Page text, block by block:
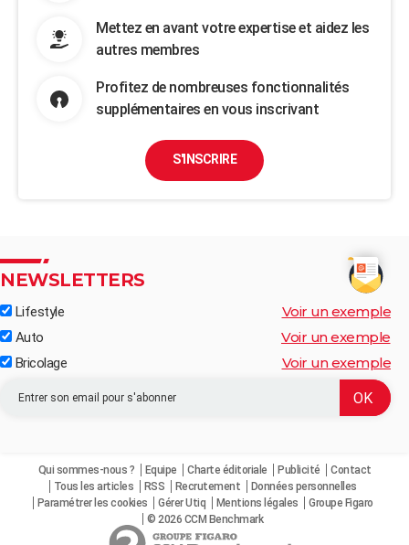
Mettez en avant votre expertise et aidez les
autres membres
Profitez de nombreuses fonctionnalités
supplémentaires en vous inscrivant
S'INSCRIRE
NEWSLETTERS
Lifestyle Voir un exemple
Auto Voir un exemple
Bricolage Voir un exemple
Qui sommes-nous ? Equipe Charte éditoriale Publicité
Contact
Tous les articles
RSS Recrutement
Données personnelles
Paramétrer les cookies
Gérer Utiq Mentions légales
Groupe Figaro
© 2026 CCM Benchmark